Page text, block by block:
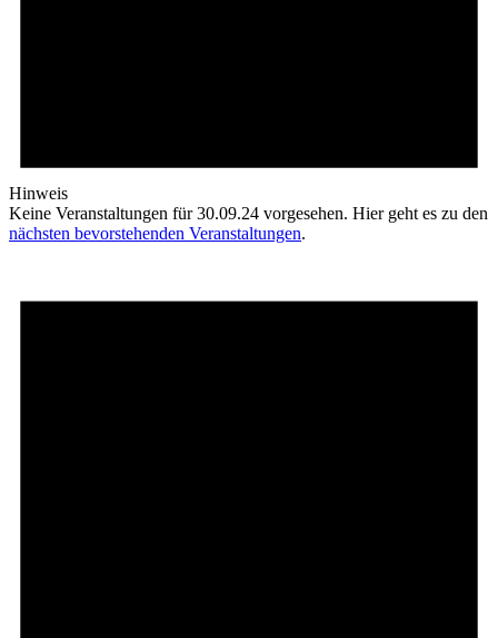
Hinweis
Keine Veranstaltungen für 30.09.24 vorgesehen. Hier geht es zu den
nächsten bevorstehenden Veranstaltungen.